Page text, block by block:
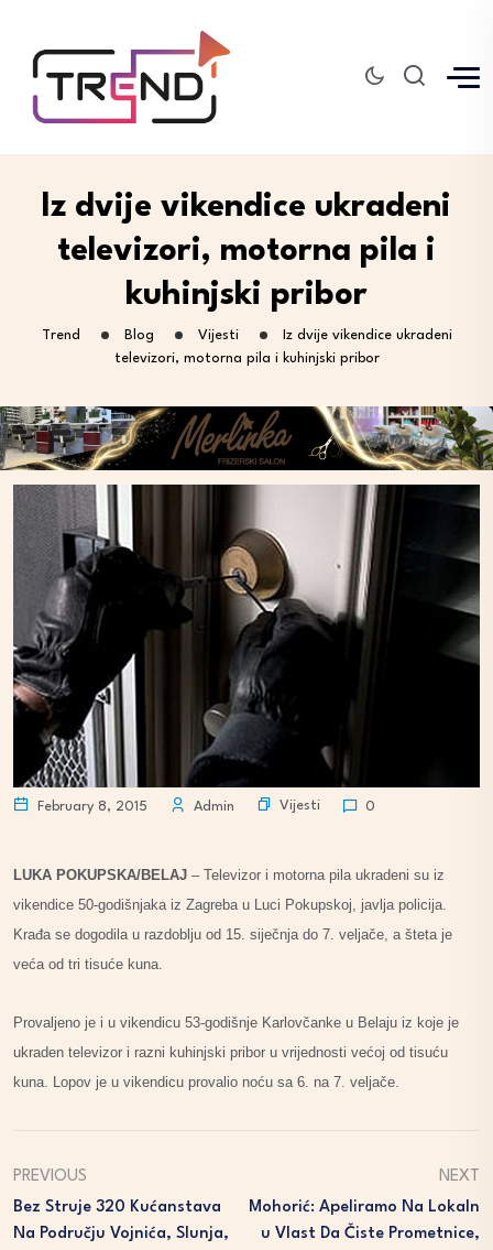
Iz dvije vikendice ukradeni
televizori, motorna pila i
kuhinjski pribor
Trend Blog Vijesti
Iz dvije vikendice ukradeni
televizori, motorna pila i kuhinjski pribor
February 8, 2015 Admin Vijesti 0
LUKA POKUPSKA/BELAJ – Televizor i motorna pila ukradeni su iz
vikendice 50-godišnjaka iz Zagreba u Luci Pokupskoj, javlja policija.
Krađa se dogodila u razdoblju od 15. siječnja do 7. veljače, a šteta je
veća od tri tisuće kuna.
Provaljeno je i u vikendicu 53-godišnje Karlovčanke u Belaju iz koje je
ukraden televizor i razni kuhinjski pribor u vrijednosti većoj od tisuću
kuna. Lopov je u vikendicu provalio noću sa 6. na 7. veljače.
PREVIOUS
Bez Struje 320 Kućanstava
Na Području Vojnića, Slunja,
NEXT
Mohorić: Apeliramo Na Lokaln
U Vlast Da Čiste Prometnice,